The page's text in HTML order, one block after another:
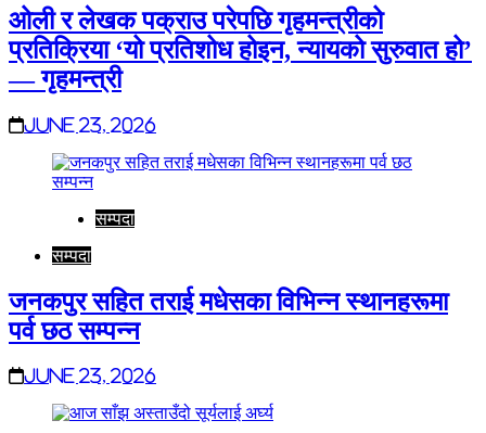
ओली र लेखक पक्राउ परेपछि गृहमन्त्रीको
प्रतिक्रिया ‘यो प्रतिशोध होइन, न्यायको सुरुवात हो’
— गृहमन्त्री
June 23, 2026
सम्पदा
सम्पदा
जनकपुर सहित तराई मधेसका विभिन्न स्थानहरूमा
पर्व छठ सम्पन्न
June 23, 2026